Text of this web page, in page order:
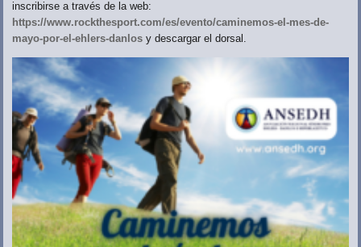
inscribirse a través de la web:
https://www.rockthesport.com/es/evento/caminemos-el-mes-de-
mayo-por-el-ehlers-danlos y descargar el dorsal.